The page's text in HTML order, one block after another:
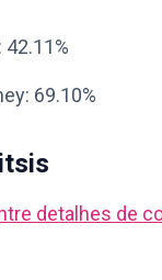
69.10%
detalhes de